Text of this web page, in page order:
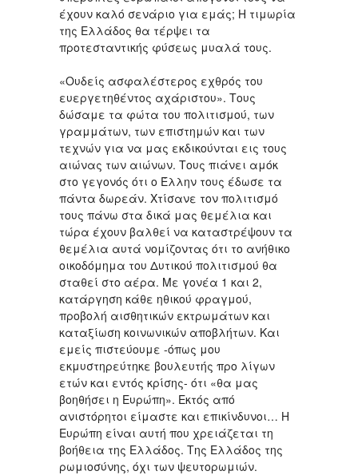
έχουν καλό σενάριο για εμάς; Η τιμωρία
της Ελλάδος θα τέρψει τα
προτεσταντικής φύσεως μυαλά τους.
«Ουδείς ασφαλέστερος εχθρός του
ευεργετηθέντος αχάριστου». Τους
δώσαμε τα φώτα του πολιτισμού, των
γραμμάτων, των επιστημών και των
τεχνών για να μας εκδικούνται εις τους
αιώνας των αιώνων. Τους πιάνει αμόκ
στο γεγονός ότι ο Έλλην τους έδωσε τα
πάντα δωρεάν. Χτίσανε τον πολιτισμό
τους πάνω στα δικά μας θεμέλια και
τώρα έχουν βαλθεί να καταστρέψουν τα
θεμέλια αυτά νομίζοντας ότι το ανήθικο
οικοδόμημα του Δυτικού πολιτισμού θα
σταθεί στο αέρα. Με γονέα 1 και 2,
κατάργηση κάθε ηθικού φραγμού,
προβολή αισθητικών εκτρωμάτων και
καταξίωση κοινωνικών αποβλήτων. Και
εμείς πιστεύουμε -όπως μου
εκμυστηρεύτηκε βουλευτής προ λίγων
ετών και εντός κρίσης- ότι «θα μας
βοηθήσει η Ευρώπη». Εκτός από
ανιστόρητοι είμαστε και επικίνδυνοι… Η
Ευρώπη είναι αυτή που χρειάζεται τη
βοήθεια της Ελλάδος. Της Ελλάδος της
ρωμιοσύνης, όχι των ψευτορωμιών.